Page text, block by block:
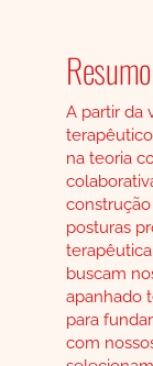
Resumo
A partir da
na teoria
posturas
buscam
apanhado
para
com